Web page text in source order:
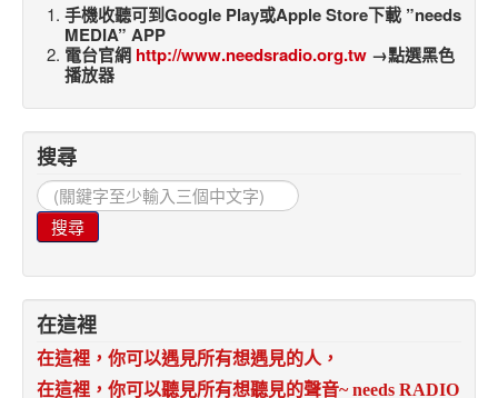
手機收聽可到Google Play或Apple Store下載 ”needs
MEDIA” APP
電台官網 http://www.needsradio.org.tw →點選黑色
播放器
搜尋
搜
尋...
搜尋
在這裡
在這裡，你可以遇見所有想遇見的人，
在這裡，你可以聽見所有想聽見的聲音~ needs RADIO